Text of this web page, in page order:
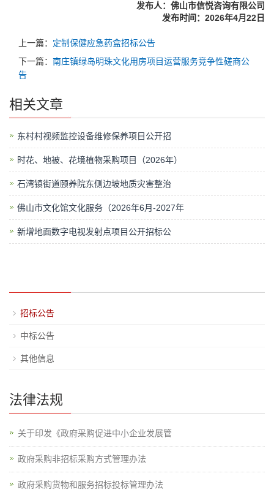
发布人：佛山市信悦咨询有限公司
发布时间： 2026年4月22 日
上一篇： 定制保健应急药盒招标公告
下一篇： 南庄镇绿岛明珠文化用房项目运营服务竞争性磋商公
告
相关文章
东村村视频监控设备维修保养项目公开招
时花、地被、花境植物采购项目（2026年）
石湾镇街道颐养院东侧边坡地质灾害整治
佛山市文化馆文化服务（2026年6月-2027年
新增地面数字电视发射点项目公开招标公
招标公告
中标公告
其他信息
法律法规
关于印发《政府采购促进中小企业发展管
政府采购非招标采购方式管理办法
政府采购货物和服务招标投标管理办法